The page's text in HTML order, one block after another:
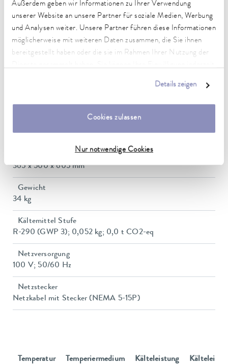
Außerdem geben wir Informationen zu Ihrer Verwendung
unserer Website an unsere Partner für soziale Medien, Werbung
und Analysen weiter. Unsere Partner führen diese Informationen
möglicherweise mit weiteren Daten zusammen, die Sie ihnen
bereitgestellt haben oder die sie im Rahmen Ihrer Nutzung der
Details zeigen
Cookies zulassen
Nur notwendige Cookies
Leistungsaufnahme
Förderdruck max.
0,2 bar
Badvolumen min. / max.
9,5 / 14,5 L
Abmessungen (BxTxH)
365 x 500 x 605 mm
Gewicht
34 kg
Kältemittel Stufe
R-290 (GWP 3); 0,052 kg; 0,0 t CO2-eq
Netzversorgung
100 V; 50/60 Hz
Netzstecker
Netzkabel mit Stecker (NEMA 5-15P)
Temperatur Temperiermedium
Kälteleistung